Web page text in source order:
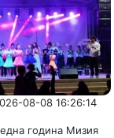
08-08 16:26:14
година Мизия